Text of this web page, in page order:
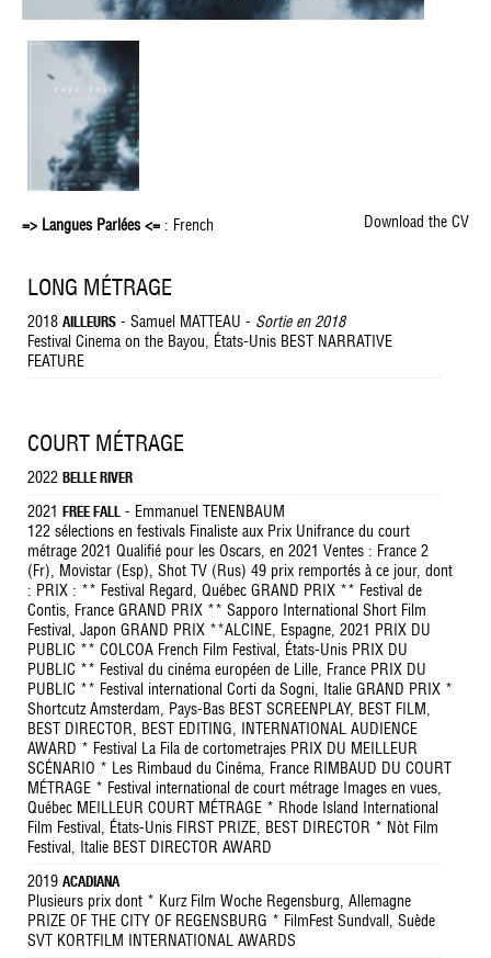
=> Langues Parlées <= : French Download the CV
LONG MÉTRAGE
2018 AILLEURS - Samuel MATTEAU - Sortie en 2018
Festival Cinema on the Bayou, États-Unis BEST NARRATIVE
FEATURE
COURT MÉTRAGE
2022 BELLE RIVER
2021 FREE FALL - Emmanuel TENENBAUM
122 sélections en festivals Finaliste aux Prix Unifrance du court
métrage 2021 Qualifié pour les Oscars, en 2021 Ventes : France 2
(Fr), Movistar (Esp), Shot TV (Rus) 49 prix remportés à ce jour, dont
: PRIX : ** Festival Regard, Québec GRAND PRIX ** Festival de
Contis, France GRAND PRIX ** Sapporo International Short Film
Festival, Japon GRAND PRIX **ALCINE, Espagne, 2021 PRIX DU
PUBLIC ** COLCOA French Film Festival, États-Unis PRIX DU
PUBLIC ** Festival du cinéma européen de Lille, France PRIX DU
PUBLIC ** Festival international Corti da Sogni, Italie GRAND PRIX *
Shortcutz Amsterdam, Pays-Bas BEST SCREENPLAY, BEST FILM,
BEST DIRECTOR, BEST EDITING, INTERNATIONAL AUDIENCE
AWARD * Festival La Fila de cortometrajes PRIX DU MEILLEUR
SCÉNARIO * Les Rimbaud du Cinéma, France RIMBAUD DU COURT
MÉTRAGE * Festival international de court métrage Images en vues,
Québec MEILLEUR COURT MÉTRAGE * Rhode Island International
Film Festival, États-Unis FIRST PRIZE, BEST DIRECTOR * Nòt Film
Festival, Italie BEST DIRECTOR AWARD
2019 ACADIANA
Plusieurs prix dont * Kurz Film Woche Regensburg, Allemagne
PRIZE OF THE CITY OF REGENSBURG * FilmFest Sundvall, Suède
SVT KORTFILM INTERNATIONAL AWARDS